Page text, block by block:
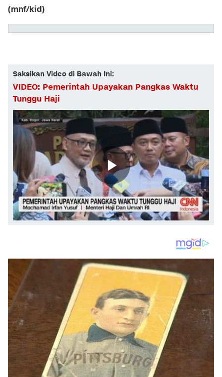
(mnf/kid)
Saksikan Video di Bawah Ini:
VIDEO: Pemerintah Upayakan Pangkas Waktu
Tunggu Haji